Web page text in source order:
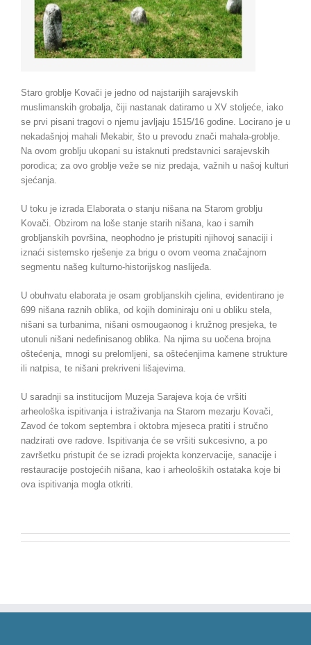
Staro groblje Kovači je jedno od najstarijih sarajevskih
muslimanskih grobalja, čiji nastanak datiramo u XV stoljeće, iako
se prvi pisani tragovi o njemu javljaju 1515/16 godine. Locirano je u
nekadašnjoj mahali Mekabir, što u prevodu znači mahala-groblje.
Na ovom groblju ukopani su istaknuti predstavnici sarajevskih
porodica; za ovo groblje veže se niz predaja, važnih u našoj kulturi
sjećanja.
U toku je izrada Elaborata o stanju nišana na Starom groblju
Kovači. Obzirom na loše stanje starih nišana, kao i samih
grobljanskih površina, neophodno je pristupiti njihovoj sanaciji i
iznaći sistemsko rješenje za brigu o ovom veoma značajnom
segmentu našeg kulturno-historijskog naslijeđa.
U obuhvatu elaborata je osam grobljanskih cjelina, evidentirano je
699 nišana raznih oblika, od kojih dominiraju oni u obliku stela,
nišani sa turbanima, nišani osmougaonog i kružnog presjeka, te
utonuli nišani nedefinisanog oblika. Na njima su uočena brojna
oštećenja, mnogi su prelomljeni, sa oštećenjima kamene strukture
ili natpisa, te nišani prekriveni lišajevima.
U saradnji sa institucijom Muzeja Sarajeva koja će vršiti
arheološka ispitivanja i istraživanja na Starom mezarju Kovači,
Zavod će tokom septembra i oktobra mjeseca pratiti i stručno
nadzirati ove radove. Ispitivanja će se vršiti sukcesivno, a po
završetku pristupit će se izradi projekta konzervacije, sanacije i
restauracije postojećih nišana, kao i arheoloških ostataka koje bi
ova ispitivanja mogla otkriti.